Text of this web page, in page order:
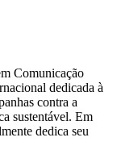
Comunicação
dedicada à
contra a
sustentável. Em
dedica seu